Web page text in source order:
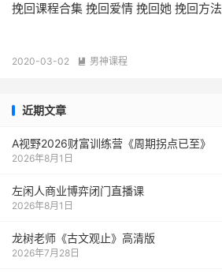
挽回课程合集 挽回爱情 挽回她 挽回方法
2020-03-02  男神课程
近期文章
A视野2026财富训练营《周期拐点已至》
2026年8月1日
左闲人商业博弈闭门直播课
2026年8月1日
龙树老师《古文观止》高清版
2026年7月28日